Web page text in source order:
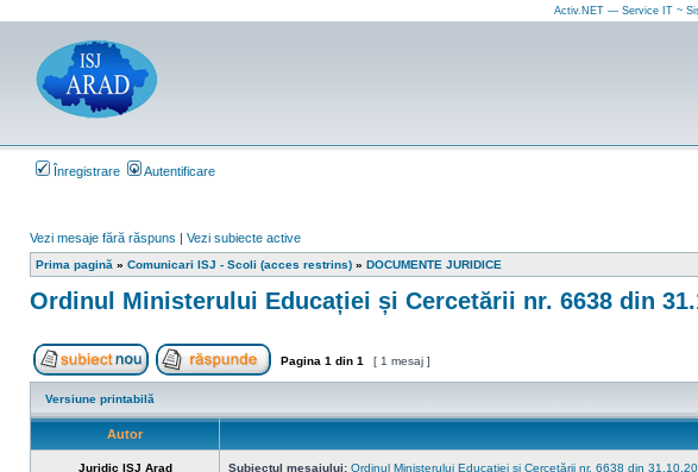
Activ.NET — Service IT ~
Înregistrare Autentificare
Vezi mesaje fără răspuns | Vezi subiecte active
Prima pagină » Comunicari ISJ - Scoli (acces restrins) » DOCUMENTE JURIDICE
Ordinul Ministerului Educației și Cercetării nr. 6638 din
Scrie un subiect nou Răspunde la subiect
Pagina 1 din 1 [ 1 mesaj ]
Versiune printabilă
Autor
Juridic ISJ Arad Subiectul mesajului: Ordinul Ministerului Educației și Cercetării nr. 6638 din